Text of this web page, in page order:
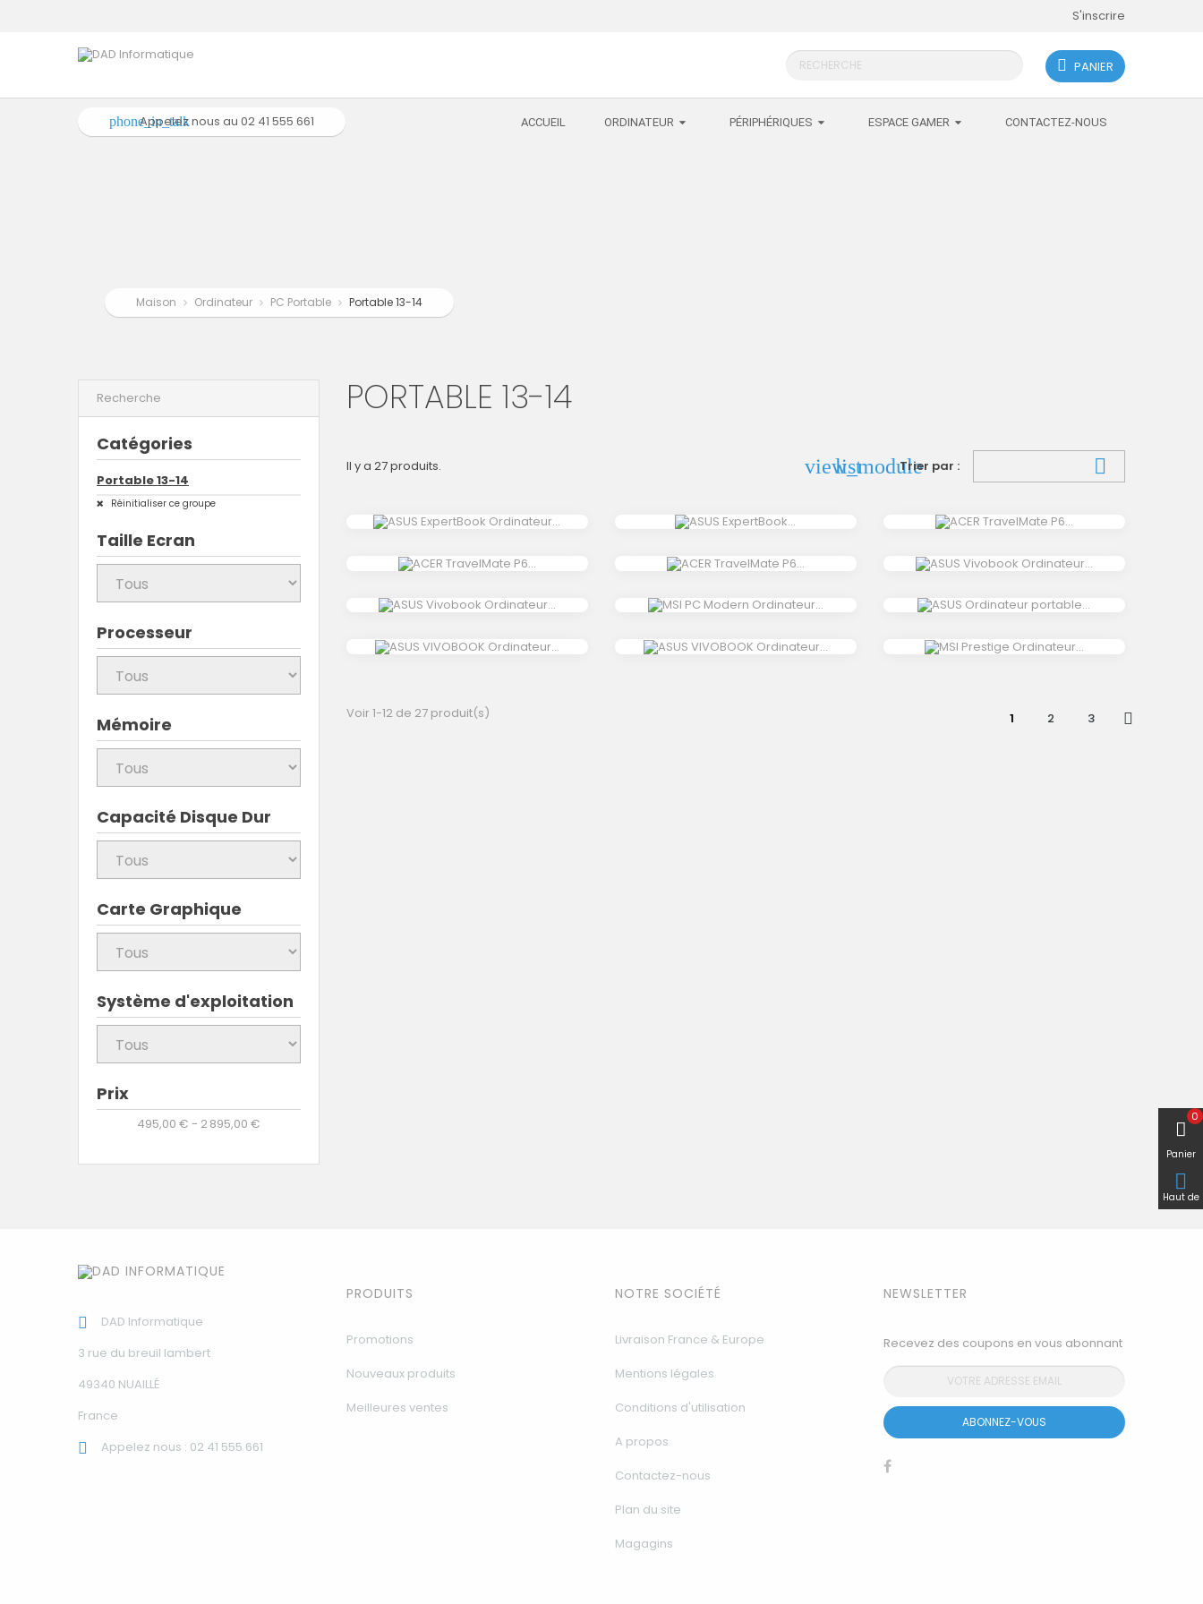
S'inscrire
PANIER
search
phone_in_talk
Appelez nous au 02 41 555 661 ACCUEIL ORDINATEUR PÉRIPHÉRIQUES ESPACE GAMER CONTACTEZ-NOUS
Maison Ordinateur PC Portable Portable 13-14
Recherche
Catégories
Portable 13-14
Réinitialiser ce groupe
Taille Ecran
Processeur
Mémoire
Capacité Disque Dur
Carte Graphique
Système d'exploitation
Prix
495,00 € - 2 895,00 €
PORTABLE 13-14
view_module
list
Il y a 27 produits. Trier par : 
Voir 1-12 de 27 produit(s) 1 2 3

DAD Informatique
3 rue du breuil lambert
49340 NUAILLÉ
France
 Appelez nous : 02 41 555 661
PRODUITS
Promotions
Nouveaux produits
Meilleures ventes
NOTRE SOCIÉTÉ
Livraison France & Europe
Mentions légales
Conditions d'utilisation
A propos
Contactez-nous
Plan du site
Magagins
NEWSLETTER
Recevez des coupons en vous abonnant
ABONNEZ-VOUS
Panier
0

Haut de
page